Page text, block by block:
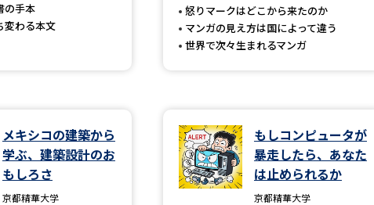
幼稚園教員資格認定試験
小学校教員資格認定試験
高等学校（情報）教員資格認定試験
大学研究
大学で学べる内容や特徴を調べる
の手本
変わる本文
怒りマークはどこから来たのか
マンガの見え方は国によって違う
世界で次々生まれるマンガ
メキシコの建築から
学ぶ、建築設計のお
もしろさ
京都精華大学
もしコンピュータが
暴走したら、あなた
は止められるか
京都精華大学